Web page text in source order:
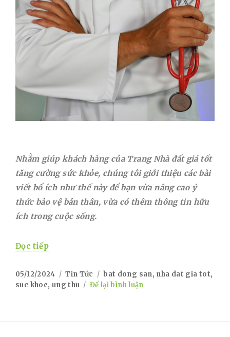
Tốt”
Nhằm giúp khách hàng của Trang Nhà đất giá tốt
tăng cường sức khỏe, chúng tôi giới thiệu các bài
viết bổ ích như thế này để bạn vừa nâng cao ý
thức bảo vệ bản thân, vừa có thêm thông tin hữu
ích trong cuộc sống.
Đọc tiếp“Những Vị Trí Dễ Mắc Ung Thư Mà Ai
Posted
on
05/12/2024 Categories
Tin Tức Tags
bat dong san, nha dat gia tot,
suc khoe, ung thu Để lại bình luận